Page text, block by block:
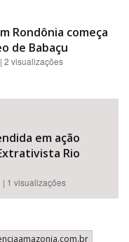
Rondônia começa
de Babaçu
2 visualizações
em ação
Rio
1 visualizações